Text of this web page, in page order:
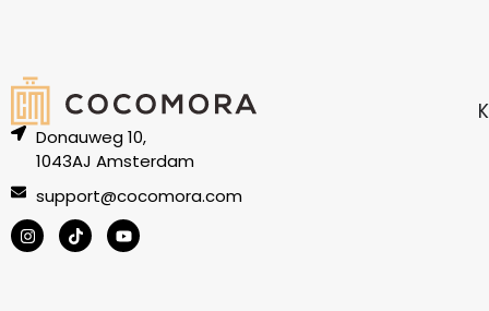
Donauweg 10,
1043AJ Amsterdam
support@cocomora.com